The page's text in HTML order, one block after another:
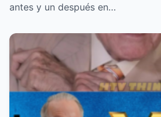
antes y un después en…